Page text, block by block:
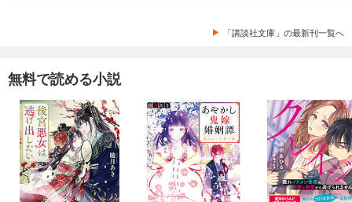
「講談社文庫」の最新刊一覧へ
無料で読める小説